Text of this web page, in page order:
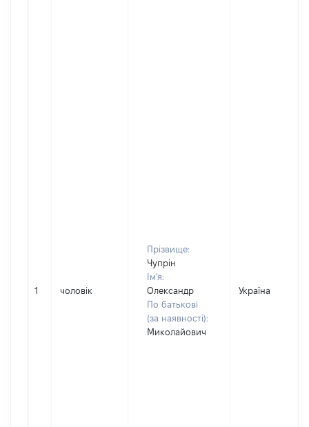
1 чоловік
Прізвище:
Чупрін
Ім'я:
Олександр
По батькові
(за наявності):
Миколайович
Україна